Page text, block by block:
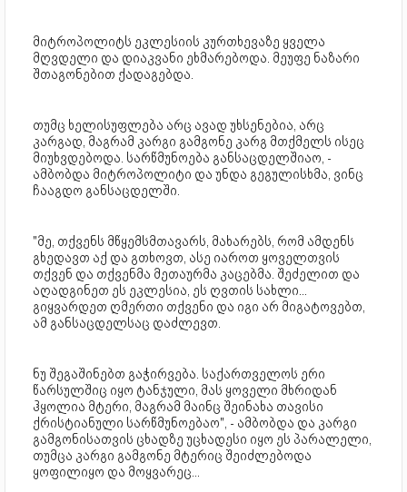
მიტროპოლიტს ეკლესიის კურთხევაზე ყველა
მღვდელი და დიაკვანი ეხმარებოდა. მეუფე ნაზარი
შთაგონებით ქადაგებდა.
თუმც ხელისუფლება არც ავად უხსენებია, არც
კარგად, მაგრამ კარგი გამგონე კარგ მთქმელს ისეც
მიუხვდებოდა. სარწმუნოება განსაცდელშიაო, -
ამბობდა მიტროპოლიტი და უნდა გეგულისხმა, ვინც
ჩააგდო განსაცდელში.
"მე, თქვენს მწყემსმთავარს, მახარებს, რომ ამდენს
გხედავთ აქ და გთხოვთ, ასე იაროთ ყოველთვის
თქვენ და თქვენმა მეთაურმა კაცებმა. შეძელით და
აღადგინეთ ეს ეკლესია, ეს ღვთის სახლი...
გიყვარდეთ ღმერთი თქვენი და იგი არ მიგატოვებთ,
ამ განსაცდელსაც დაძლევთ.
ნუ შეგაშინებთ გაჭირვება. საქართველოს ერი
წარსულშიც იყო ტანჯული, მას ყოველი მხრიდან
ჰყოლია მტერი, მაგრამ მაინც შეინახა თავისი
ქრისტიანული სარწმუნოებაო", - ამბობდა და კარგი
გამგონისათვის ცხადზე უცხადესი იყო ეს პარალელი,
თუმცა კარგი გამგონე მტერიც შეიძლებოდა
ყოფილიყო და მოყვარეც...